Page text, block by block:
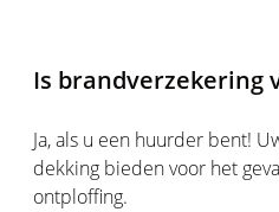
Is brandverzekering
Ja, als u een huurder bent!
dekking bieden voor het
ontploffing.